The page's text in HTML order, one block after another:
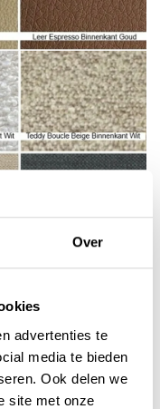
Over
advertenties te
media te bieden
Ook delen we
site met onze